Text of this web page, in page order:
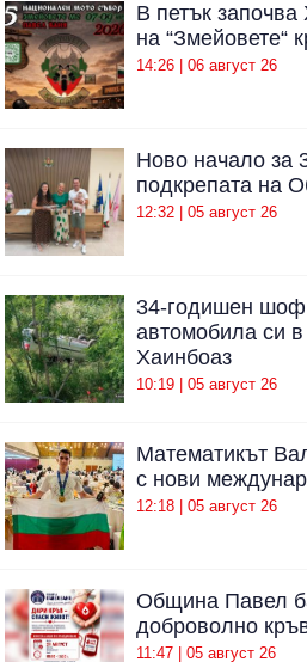
В петък
на “Змейовете“
14:26 | 06 август 26
Ново начало за
подкрепата на
12:32 | 05 август 26
34-годишен
автомобила си
Хаинбоаз
10:19 | 05 август 26
Математикът
с нови
12:18 | 05 август 26
Община Павел
доброволно
11:47 | 05 август 26